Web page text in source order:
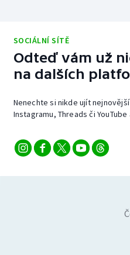
SOCIÁLNÍ SÍTĚ
Odteď vám už
na dalších
Nenechte si nikde ujít
Instagramu, Threads či